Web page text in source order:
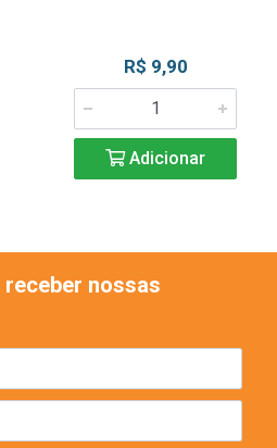
R$ 9,90
Adicionar
nossas